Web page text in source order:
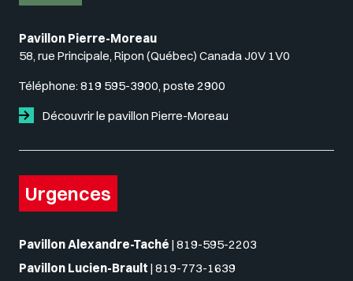
Pavillon Pierre-Moreau
58, rue Principale, Ripon (Québec) Canada J0V 1V0
Téléphone: 819 595-3900, poste 2900
Découvrir le pavillon Pierre-Moreau
Urgences
Pavillon Alexandre-Taché | 819-595-2203
Pavillon Lucien-Brault | 819-773-1639